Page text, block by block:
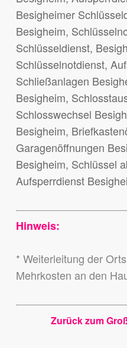
Besigheimer
Besigheim,
Schlüsseldienst,
Schlüsselnotdienst,
Schließanlagen
Besigheim,
Schlosswechsel
Besigheim,
Garagenöffnungen
Besigheim, Schlüssel
Aufsperrdienst
Hinweis:
* Weiterleitung der
Mehrkosten an den
Zurück zum